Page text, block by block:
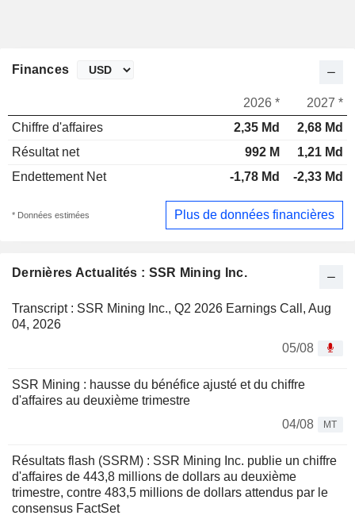
Dernières Actualités : SSR Mining Inc.
Transcript : SSR Mining Inc., Q2 2026 Earnings Call, Aug
04, 2026
05/08
SSR Mining : hausse du bénéfice ajusté et du chiffre
d'affaires au deuxième trimestre
04/08
MT
Résultats flash (SSRM) : SSR Mining Inc. publie un chiffre
d'affaires de 443,8 millions de dollars au deuxième
trimestre, contre 483,5 millions de dollars attendus par le
consensus FactSet
Finances
2026 *
2027 *
Chiffre d'affaires
2,35 Md
2,68 Md
Résultat net
992 M
1,21 Md
Endettement Net
-1,78 Md -2,33 Md
* Données estimées Plus de données financières